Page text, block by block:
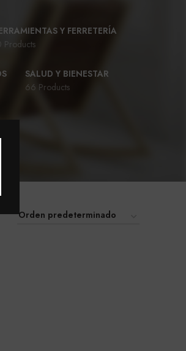
Y FERRETERÍA
Products
SALUD Y BIENESTAR
66 Products